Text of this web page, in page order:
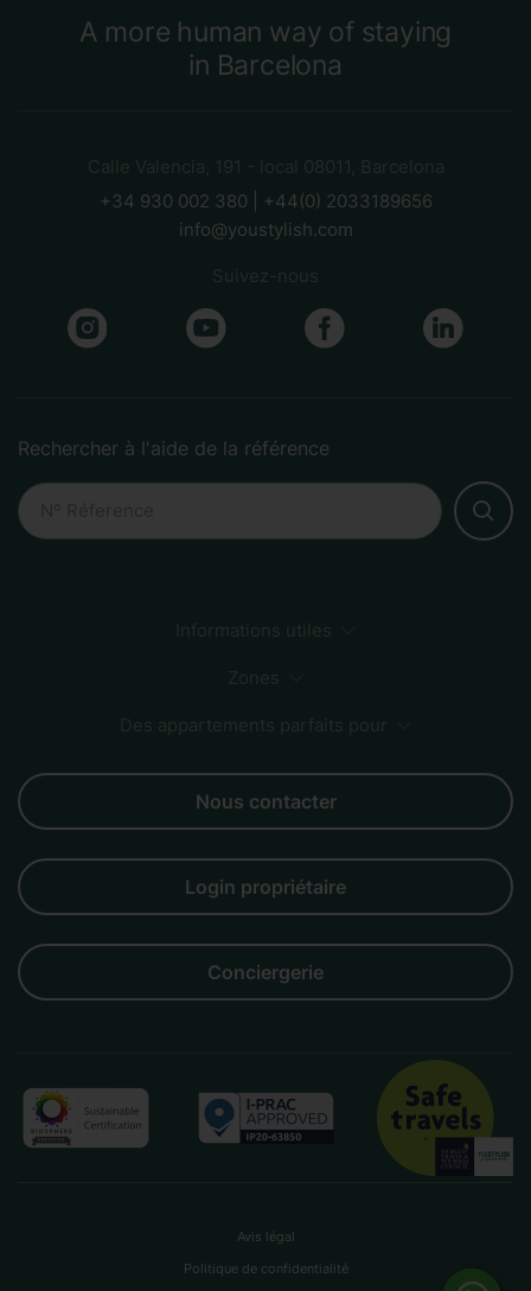
A more human way of staying
in Barcelona
Calle Valencia, 191 - local 08011, Barcelona
+34 930 002 380 | +44(0) 2033189656
info@youstylish.com
Suivez-nous
Rechercher à l'aide de la référence
Informations utiles
FAQs
Comment faire une réservation
Méthodes de paiement
Développement durable
Zones
Centre-ville
Zone plage
Born
Sagrada Familia
Des appartements parfaits pour
Couples
Familles
Groupes
Affaires
Amis
Nous contacter
Login propriétaire
Conciergerie
Avis légal
Politique de confidentialité